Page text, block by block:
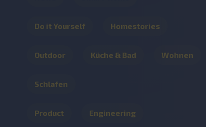
Do it Yourself Homestories
Outdoor Küche & Bad Wohnen
Schlafen
Product Engineering